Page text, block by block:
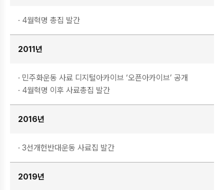
· 4월혁명 총집 발간
2011년
· 민주화운동 사료 디지털아카이브 ‘오픈아카이브’ 공개
· 4월혁명 이후 사료총집 발간
2016년
· 3선개헌반대운동 사료집 발간
2019년